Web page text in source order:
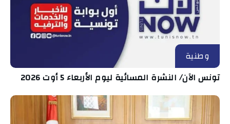
وطنية
تونس الآن/ النشرة المسائية ليوم الأربعاء 5 أوت 2026